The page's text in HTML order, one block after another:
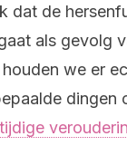
dat de
als gevolg
we er
dingen